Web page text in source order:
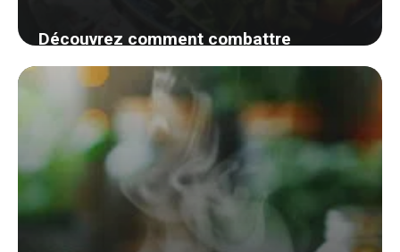
Découvrez comment combattre
efficacement la constipation passagère
avec des solutions naturelles et sûres
5 août 2024